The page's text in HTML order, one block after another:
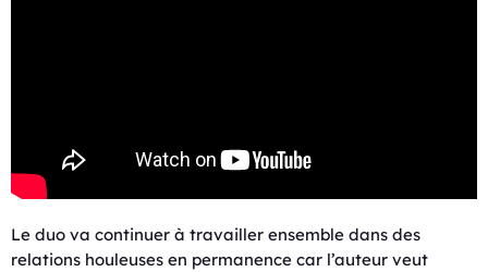
Le duo va continuer à travailler ensemble dans des
relations houleuses en permanence car l’auteur veut